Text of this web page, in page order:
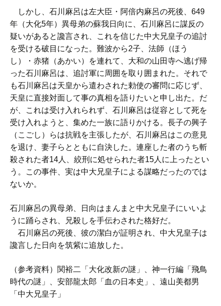
しかし、石川麻呂は左大臣・阿倍内麻呂の死後、649
年（大化5年）異母弟の蘇我日向に、石川麻呂に謀反の
疑いがあると讒言され、これを信じた中大兄皇子の追討
を受ける破目になった。難波から2子、法師（ほう
し）・赤猪（あかい）を連れて、大和の山田寺へ逃げ帰
った石川麻呂は、追討軍に周囲を取り囲まれた。それで
も石川麻呂は天皇から遣わされた勅使の審問に応じず、
天皇に直接対面して事の真相を語りたいと申し出た。だ
が、これは受け入れられず、石川麻呂は従容として死を
受け入れようと、集めた一族に語りかける。長子の興子
（こごし）らは抗戦を主張したが、石川麻呂はこの意見
を退け、妻子らとともに自決した。連座した者のうち斬
殺された者14人、絞刑に処せられた者15人に上ったとい
う。この事件、実は中大兄皇子による謀略だったのでは
ないか。
石川麻呂の異母弟、日向はまんまと中大兄皇子にいいよ
うに踊らされ、兄殺しを手伝わされた格好だ。
石川麻呂の死後、彼の潔白が証明され、中大兄皇子は
讒言した日向を筑紫に追放した。
（参考資料）関裕二「大化改新の謎」、神一行編「飛鳥
時代の謎」、安部龍太郎「血の日本史」、遠山美都男
「中大兄皇子」